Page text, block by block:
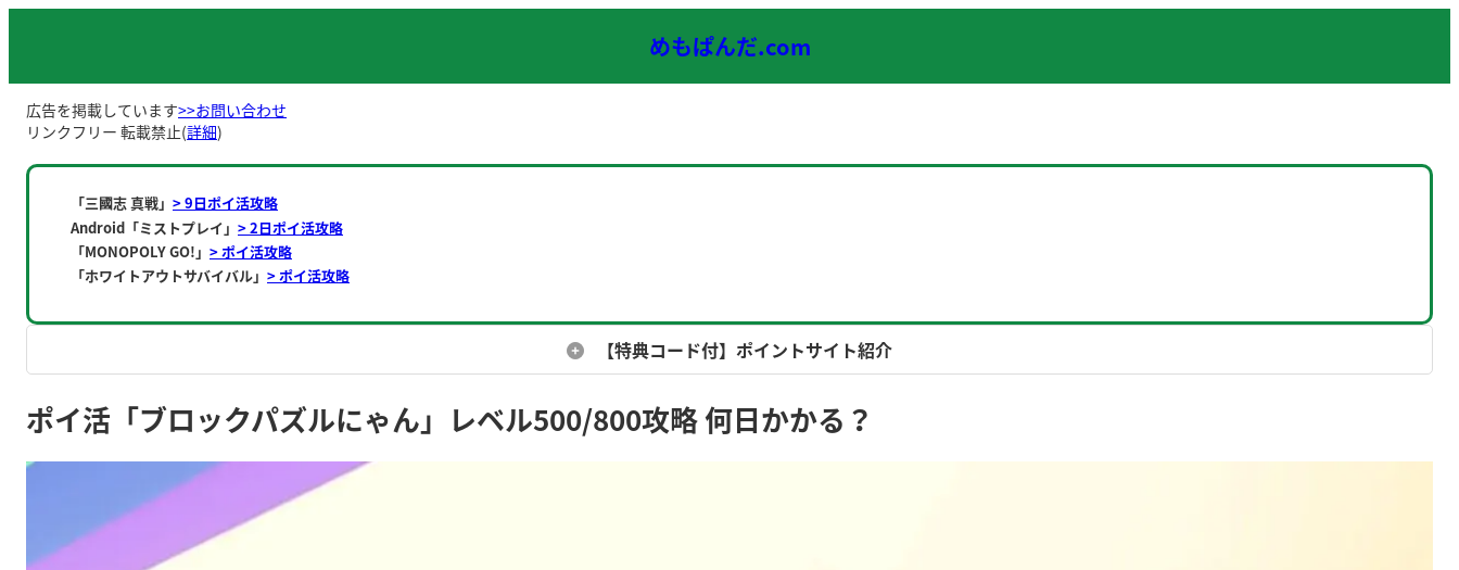
めもぱんだ.com
広告を掲載しています>>お問い合わせ
リンクフリー 転載禁止(詳細)
「三國志 真戦」 > 9日ポイ活攻略
Android「ミストプレイ」 > 2日ポイ活攻略
「MONOPOLY GO!」 > ポイ活攻略
「ホワイトアウトサバイバル」 > ポイ活攻略
【特典コード付】ポイントサイト紹介
ポイ活「ブロックパズルにゃん」レベル500/800攻略 何日かかる？